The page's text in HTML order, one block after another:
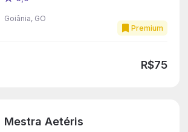
Premium
Goiânia, GO
R$75
Mestra Aetéris